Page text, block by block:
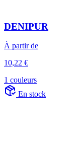
DENIPUR
À partir de
10,22 €
1 couleurs
En stock